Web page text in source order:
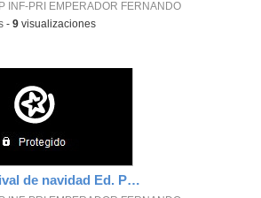
INF-PRI EMPERADOR FERNANDO
-9 visualizaciones
Vídeo festival de navidad Ed. Primaria 2ºB